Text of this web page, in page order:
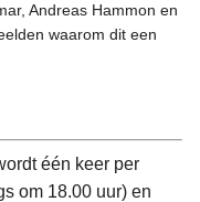
Andreas Hammon en
waarom dit een
één keer per
om 18.00 uur) en